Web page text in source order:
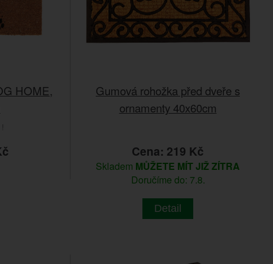
HOME,
Gumová rohožka před dveře s
ornamenty 40x60cm
Cena: 219 Kč
Skladem MŮŽETE MÍT JIŽ ZÍTRA
Doručíme do: 7.8.
Detail